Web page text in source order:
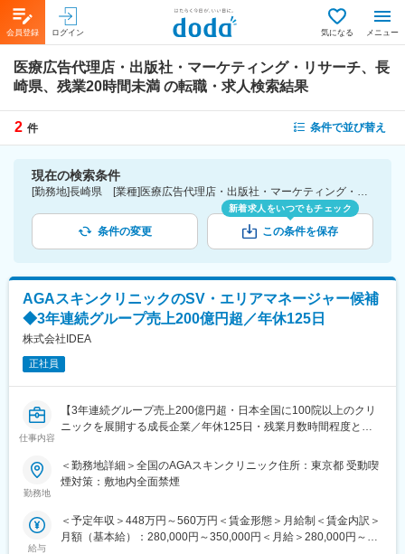
会員登録 ログイン 気になる メニュー
医療広告代理店・出版社・マーケティング・リサーチ、長
崎県、残業20時間未満 の転職・求人検索結果
2 件 条件で並び替え
現在の検索条件
[勤務地]長崎県 [業種]医療広告代理店・出版社・マーケティング・リサーチ-医薬品・医療機器・ライフサイエンス・医療系サービス [詳細条件](休日・働き方)残業20時間未満
条件の変更
新着求人をいつでもチェック
この条件を保存
AGAスキンクリニックのSV・エリアマネージャー候補
◆3年連続グループ売上200億円超／年休125日
株式会社IDEA
正社員
仕事内容
【3年連続グループ売上200億円超・日本全国に100院以上のクリ
ニックを展開する成長企業／年休125日・残業月数時間程度とメ
■業務内容：
全国に展開している発毛専門クリニック「AGAスキンクリニッ
※初任地に関しては、選考を通じてご希望をお伺いし、考慮した上
で決定いたします。
勤務地
＜勤務地詳細＞全国のAGAスキンクリニック住所：東京都 受動喫
煙対策：敷地内全面禁煙
給与
＜予定年収＞448万円～560万円＜賃金形態＞月給制＜賃金内訳＞
月額（基本給）：280,000円～350,000円＜月給＞280,000円～